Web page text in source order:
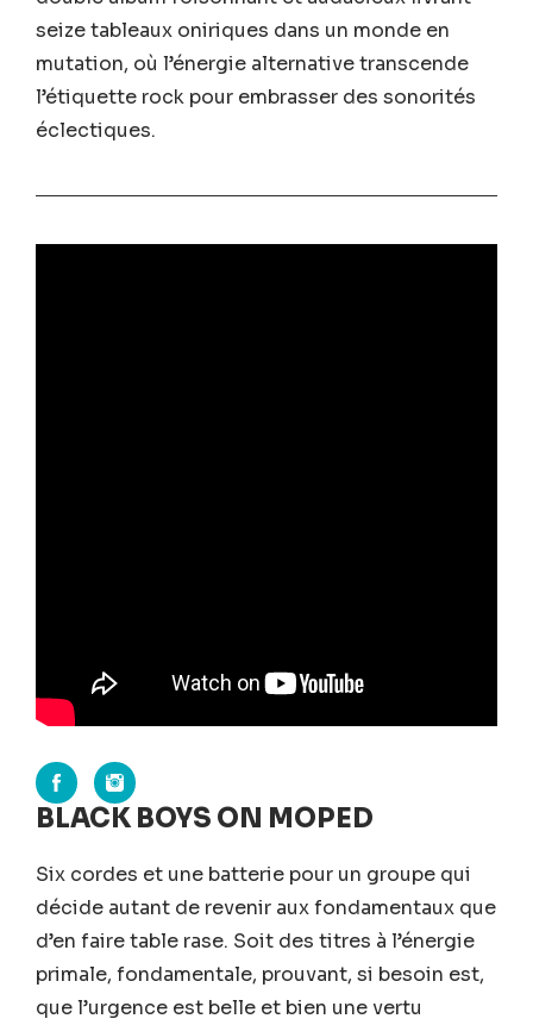
seize tableaux oniriques dans un monde en
mutation, où l’énergie alternative transcende
l’étiquette rock pour embrasser des sonorités
éclectiques.
BLACK BOYS ON MOPED
Six cordes et une batterie pour un groupe qui
décide autant de revenir aux fondamentaux que
d’en faire table rase. Soit des titres à l’énergie
primale, fondamentale, prouvant, si besoin est,
que l’urgence est belle et bien une vertu